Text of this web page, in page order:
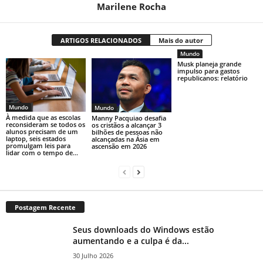
Marilene Rocha
ARTIGOS RELACIONADOS Mais do autor
Mundo
À medida que as escolas
reconsideram se todos os
alunos precisam de um
laptop, seis estados
promulgam leis para
lidar com o tempo de...
Mundo
Manny Pacquiao desafia
os cristãos a alcançar 3
bilhões de pessoas não
alcançadas na Ásia em
ascensão em 2026
Mundo
Musk planeja grande
impulso para gastos
republicanos: relatório
Postagem Recente
Seus downloads do Windows estão
aumentando e a culpa é da...
30 Julho 2026